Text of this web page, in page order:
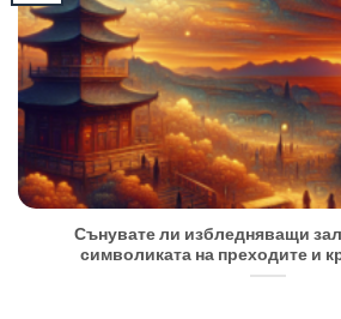
Сънувате ли избледняващи
символиката на преходите и